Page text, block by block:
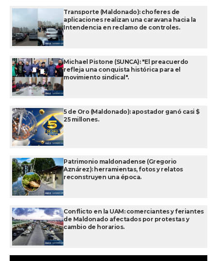
Transporte (Maldonado): choferes de
aplicaciones realizan una caravana hacia la
Intendencia en reclamo de controles.
Michael Pistone (SUNCA): "El preacuerdo
refleja una conquista histórica para el
movimiento sindical".
5 de Oro (Maldonado): apostador ganó casi $
25 millones.
Patrimonio maldonadense (Gregorio
Aznárez): herramientas, fotos y relatos
reconstruyen una época.
Conflicto en la UAM: comerciantes y feriantes
de Maldonado afectados por protestas y
cambio de horarios.